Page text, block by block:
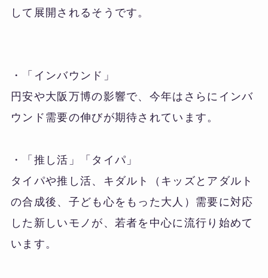
して展開されるそうです。
・「インバウンド」
円安や大阪万博の影響で、今年はさらにインバ
ウンド需要の伸びが期待されています。
・「推し活」「タイパ」
タイパや推し活、キダルト（キッズとアダルト
の合成後、子ども心をもった大人）需要に対応
した新しいモノが、若者を中心に流行り始めて
います。